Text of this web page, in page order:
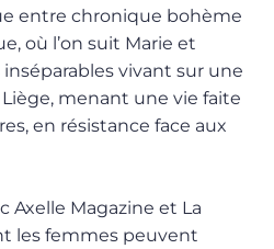
entre chronique bohème
où l’on suit Marie et
vivant sur une
menant une vie faite
en résistance face aux
Axelle Magazine et La
les femmes peuvent